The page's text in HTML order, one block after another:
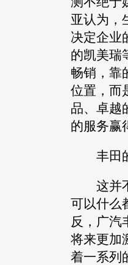
亚认为，
决定企业
的凯美瑞
畅销，靠
位置，而
品、卓越
的服务赢
丰田
这并
可以什么
反，广汽
将来更加
着一系列